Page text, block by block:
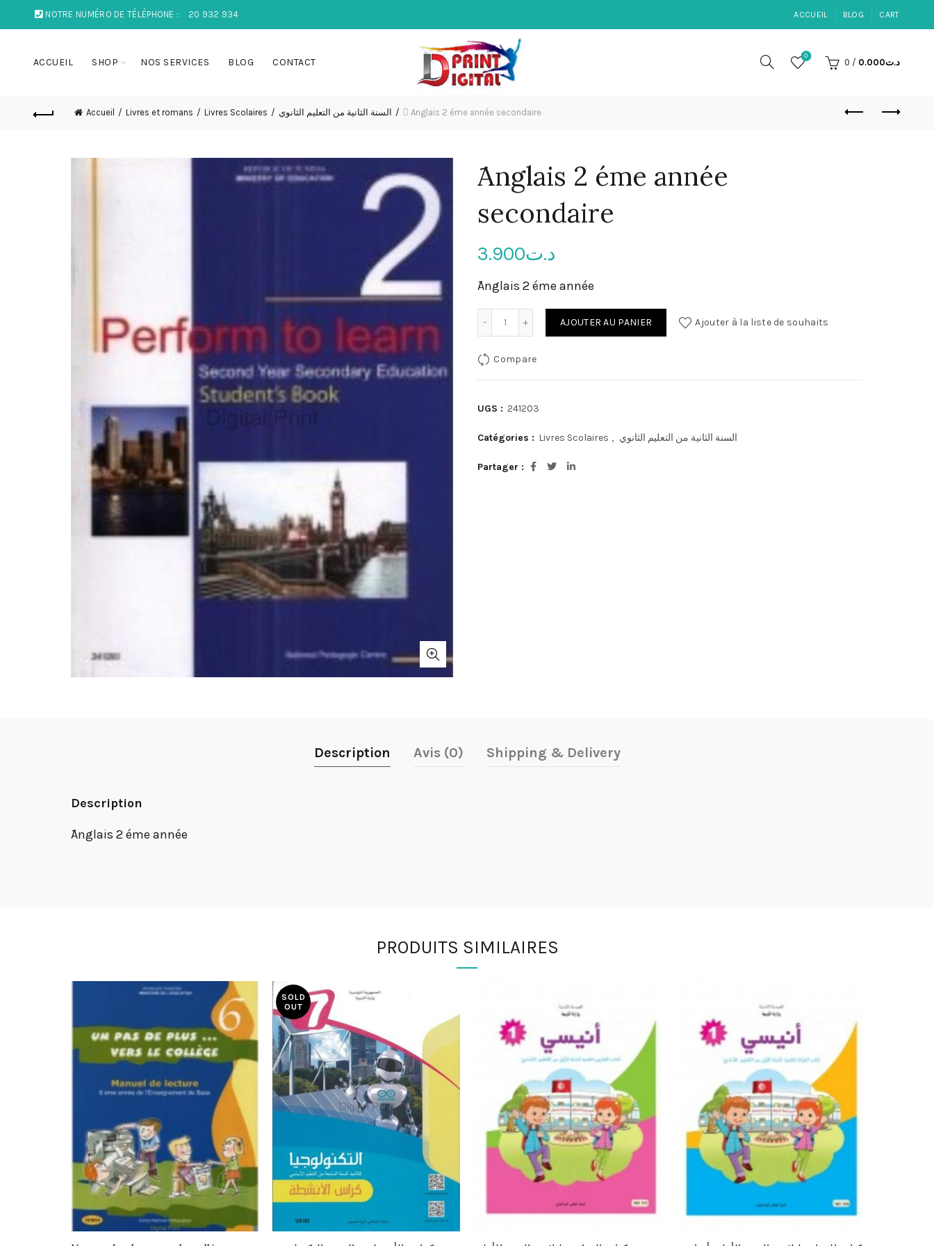
NOTRE NUMÉRO DE TÉLÉPHONE : 20 932 934 ACCUEIL BLOG CART
ACCUEIL SHOP NOS SERVICES BLOG CONTACT
0
0 / د.ت0.000
Accueil Livres et romans Livres Scolaires السنة الثانية من التعليم الثانوي َAnglais 2 éme année secondaire
َAnglais 2 éme année
secondaire
د.ت3.900
ََAnglais 2 éme année
quantité de َAnglais 2 éme année secondaire
AJOUTER AU PANIER Ajouter à la liste de souhaits
Compare
UGS : 241203
Catégories : Livres Scolaires , السنة الثانية من التعليم الثانوي
Partager
Description Avis (0) Shipping & Delivery
Description
ََAnglais 2 éme année
PRODUITS SIMILAIRES
SOLD
OUT